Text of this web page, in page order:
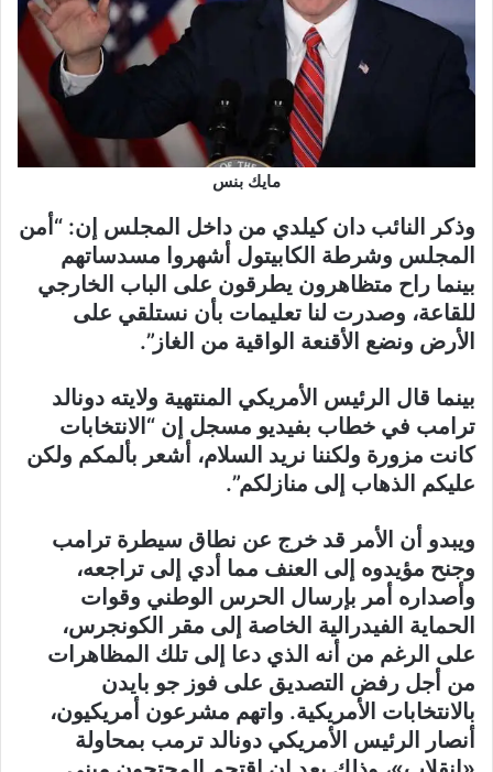
مايك بنس
وذكر النائب دان كيلدي من داخل المجلس إن: “أمن
المجلس وشرطة الكابيتول أشهروا مسدساتهم
بينما راح متظاهرون يطرقون على الباب الخارجي
للقاعة، وصدرت لنا تعليمات بأن نستلقي على
الأرض ونضع الأقنعة الواقية من الغاز”.
بينما قال الرئيس الأمريكي المنتهية ولايته دونالد
ترامب في خطاب بفيديو مسجل إن “الانتخابات
كانت مزورة ولكننا نريد السلام، أشعر بألمكم ولكن
عليكم الذهاب إلى منازلكم”.
ويبدو أن الأمر قد خرج عن نطاق سيطرة ترامب
وجنح مؤيدوه إلى العنف مما أدي إلى تراجعه،
وأصداره أمر بإرسال الحرس الوطني وقوات
الحماية الفيدرالية الخاصة إلى مقر الكونجرس،
على الرغم من أنه الذي دعا إلى تلك المظاهرات
من أجل رفض التصديق على فوز جو بايدن
بالانتخابات الأمريكية. واتهم مشرعون أمريكيون،
أنصار الرئيس الأمريكي دونالد ترمب بمحاولة